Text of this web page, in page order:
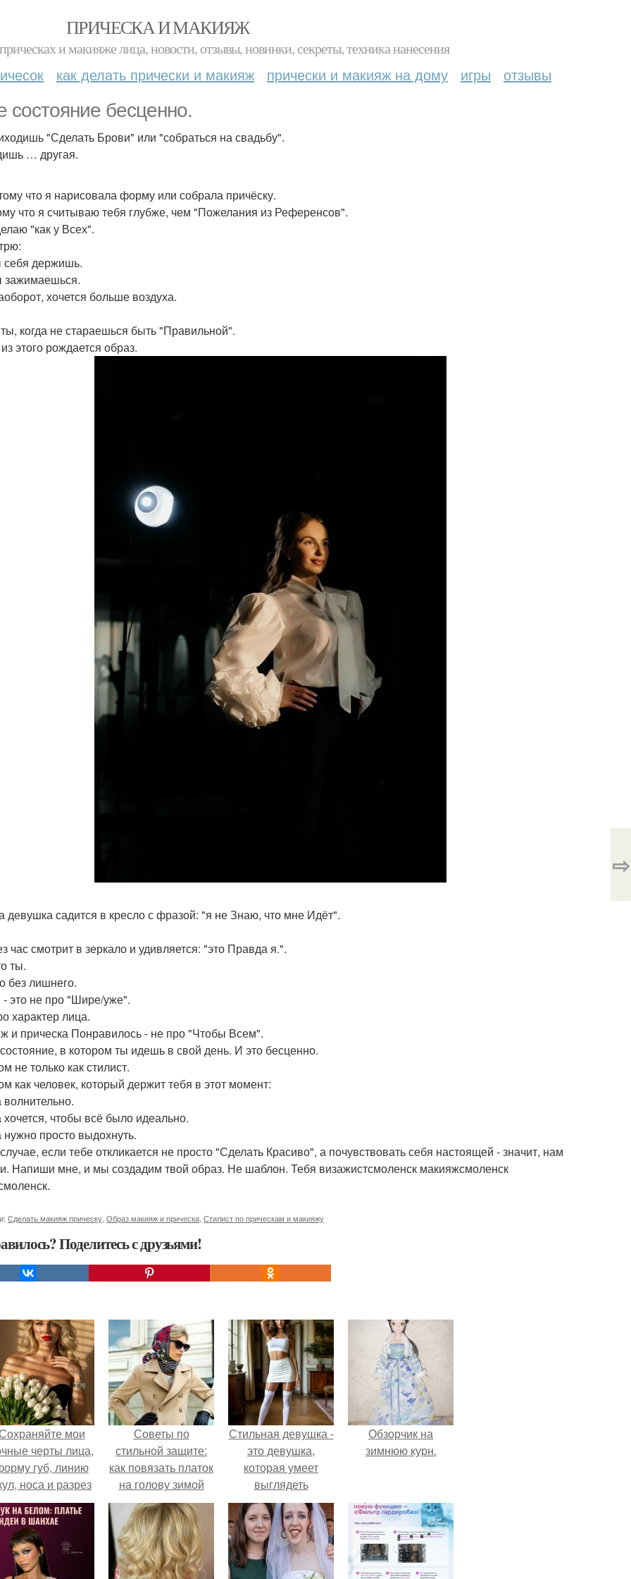
ПРИЧЕСКА И МАКИЯЖ
и макияже лица, новости, отзывы, новинки, секреты, техника нанесения
как делать прически и макияж прически и макияж на дому игры отзывы
состояние бесценно.
"Сделать Брови" или "собраться на свадьбу".
… другая.
что я нарисовала форму или собрала причёску.
что я считываю тебя глубже, чем "Пожелания из Референсов".
"как у Всех".
себя держишь.
зажимаешься.
хочется больше воздуха.
когда не стараешься быть "Правильной".
этого рождается образ.
девушка садится в кресло с фразой: "я не Знаю, что мне Идёт".
час смотрит в зеркало и удивляется: "это Правда я.".
ты.
без лишнего.
это не про "Шире/уже".
характер лица.
и прическа Понравилось - не про "Чтобы Всем".
в котором ты идешь в свой день. И это бесценно.
не только как стилист.
как человек, который держит тебя в этот момент:
волнительно.
хочется, чтобы всё было идеально.
нужно просто выдохнуть.
если тебе откликается не просто "Сделать Красиво", а почувствовать себя настоящей - значит, нам
Напиши мне, и мы создадим твой образ. Не шаблон. Тебя визажистсмоленск макияжсмоленск
Сделать макияж прическу Образ макияж и прическа Стилист по прическам и макияжу
Поделитесь с друзьями!
⇨
мои
черты лица,
губ, линию
носа и разрез
глаз.
Советы по
стильной защите:
как повязать платок
на голову зимой
Стильная девушка -
это девушка,
которая умеет
выглядеть
привлекательно и
элегантно в любои
ситуации.
Обзорчик на
зимнюю курн.